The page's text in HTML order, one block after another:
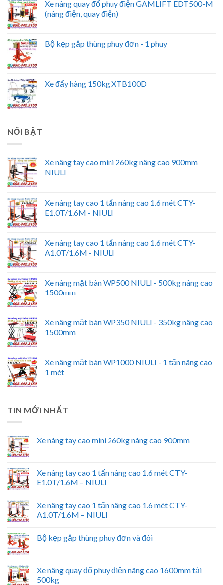
Xe nâng quay đổ phuy điện GAMLIFT EDT500-M
(nâng điện, quay điện)
Bộ kẹp gắp thùng phuy đơn - 1 phuy
Xe đẩy hàng 150kg XTB100D
NỔI BẬT
Xe nâng tay cao mini 260kg nâng cao 900mm
NIULI
Xe nâng tay cao 1 tấn nâng cao 1.6 mét CTY-
E1.0T/1.6M - NIULI
Xe nâng tay cao 1 tấn nâng cao 1.6 mét CTY-
A1.0T/1.6M - NIULI
Xe nâng mặt bàn WP500 NIULI - 500kg nâng cao
1500mm
Xe nâng mặt bàn WP350 NIULI - 350kg nâng cao
1500mm
Xe nâng mặt bàn WP1000 NIULI - 1 tấn nâng cao
1 mét
TIN MỚI NHẤT
Xe nâng tay cao mini 260kg nâng cao 900mm
Xe nâng tay cao 1 tấn nâng cao 1.6 mét CTY-
E1.0T/1.6M – NIULI
Xe nâng tay cao 1 tấn nâng cao 1.6 mét CTY-
A1.0T/1.6M – NIULI
Bộ kẹp gắp thùng phuy đơn và đôi
Xe nâng quay đổ phuy điện nâng cao 1600mm tải
500kg